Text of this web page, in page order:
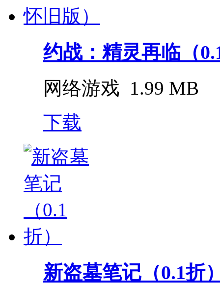
约战：精灵再临（
网络游戏 1.99 MB
下载
新盗墓笔记（0.1折